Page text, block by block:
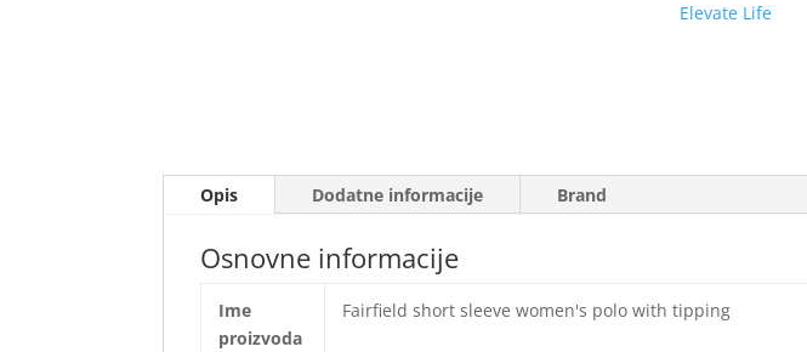
Elevate Life
Opis Dodatne informacije Brand
Osnovne informacije
Ime
proizvoda
Fairfield short sleeve women's polo with tipping